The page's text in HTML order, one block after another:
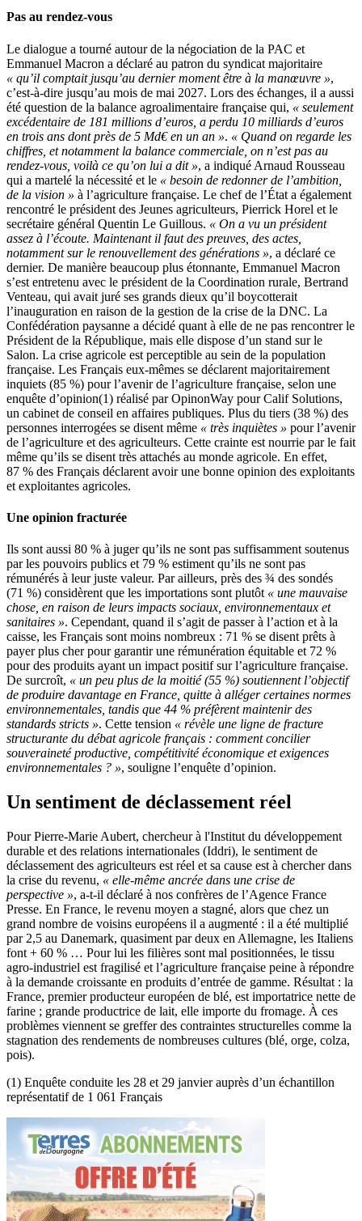
Pas au rendez-vous
Le dialogue a tourné autour de la négociation de la PAC et
Emmanuel Macron a déclaré au patron du syndicat majoritaire
« qu’il comptait jusqu’au dernier moment être à la manœuvre »,
c’est-à-dire jusqu’au mois de mai 2027. Lors des échanges, il a aussi
été question de la balance agroalimentaire française qui, « seulement
excédentaire de 181 millions d’euros, a perdu 10 milliards d’euros
en trois ans dont près de 5 Md€ en un an ». « Quand on regarde les
chiffres, et notamment la balance commerciale, on n’est pas au
rendez-vous, voilà ce qu’on lui a dit », a indiqué Arnaud Rousseau
qui a martelé la nécessité et le « besoin de redonner de l’ambition,
de la vision » à l’agriculture française. Le chef de l’État a également
rencontré le président des Jeunes agriculteurs, Pierrick Horel et le
secrétaire général Quentin Le Guillous. « On a vu un président
assez à l’écoute. Maintenant il faut des preuves, des actes,
notamment sur le renouvellement des générations », a déclaré ce
dernier. De manière beaucoup plus étonnante, Emmanuel Macron
s’est entretenu avec le président de la Coordination rurale, Bertrand
Venteau, qui avait juré ses grands dieux qu’il boycotterait
l’inauguration en raison de la gestion de la crise de la DNC. La
Confédération paysanne a décidé quant à elle de ne pas rencontrer le
Président de la République, mais elle dispose d’un stand sur le
Salon. La crise agricole est perceptible au sein de la population
française. Les Français eux-mêmes se déclarent majoritairement
inquiets (85 %) pour l’avenir de l’agriculture française, selon une
enquête d’opinion(1) réalisé par OpinonWay pour Calif Solutions,
un cabinet de conseil en affaires publiques. Plus du tiers (38 %) des
personnes interrogées se disent même « très inquiètes » pour l’avenir
de l’agriculture et des agriculteurs. Cette crainte est nourrie par le fait
même qu’ils se disent très attachés au monde agricole. En effet,
87 % des Français déclarent avoir une bonne opinion des exploitants
et exploitantes agricoles.
Une opinion fracturée
Ils sont aussi 80 % à juger qu’ils ne sont pas suffisamment soutenus
par les pouvoirs publics et 79 % estiment qu’ils ne sont pas
rémunérés à leur juste valeur. Par ailleurs, près des ¾ des sondés
(71 %) considèrent que les importations sont plutôt « une mauvaise
chose, en raison de leurs impacts sociaux, environnementaux et
sanitaires ». Cependant, quand il s’agit de passer à l’action et à la
caisse, les Français sont moins nombreux : 71 % se disent prêts à
payer plus cher pour garantir une rémunération équitable et 72 %
pour des produits ayant un impact positif sur l’agriculture française.
De surcroît, « un peu plus de la moitié (55 %) soutiennent l’objectif
de produire davantage en France, quitte à alléger certaines normes
environnementales, tandis que 44 % préfèrent maintenir des
standards stricts ». Cette tension « révèle une ligne de fracture
structurante du débat agricole français : comment concilier
souveraineté productive, compétitivité économique et exigences
environnementales ? », souligne l’enquête d’opinion.
Un sentiment de déclassement réel
Pour Pierre-Marie Aubert, chercheur à l'Institut du développement
durable et des relations internationales (Iddri), le sentiment de
déclassement des agriculteurs est réel et sa cause est à chercher dans
la crise du revenu, « elle-même ancrée dans une crise de
perspective », a-t-il déclaré à nos confrères de l’Agence France
Presse. En France, le revenu moyen a stagné, alors que chez un
grand nombre de voisins européens il a augmenté : il a été multiplié
par 2,5 au Danemark, quasiment par deux en Allemagne, les Italiens
font + 60 % … Pour lui les filières sont mal positionnées, le tissu
agro-industriel est fragilisé et l’agriculture française peine à répondre
à la demande croissante en produits d’entrée de gamme. Résultat : la
France, premier producteur européen de blé, est importatrice nette de
farine ; grande productrice de lait, elle importe du fromage. À ces
problèmes viennent se greffer des contraintes structurelles comme la
stagnation des rendements de nombreuses cultures (blé, orge, colza,
pois).
(1) Enquête conduite les 28 et 29 janvier auprès d’un échantillon
représentatif de 1 061 Français